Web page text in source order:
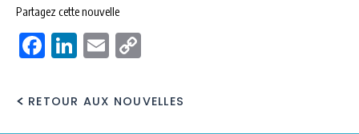
Partagez cette nouvelle
Facebook
LinkedIn
Email
RETOUR AUX NOUVELLES